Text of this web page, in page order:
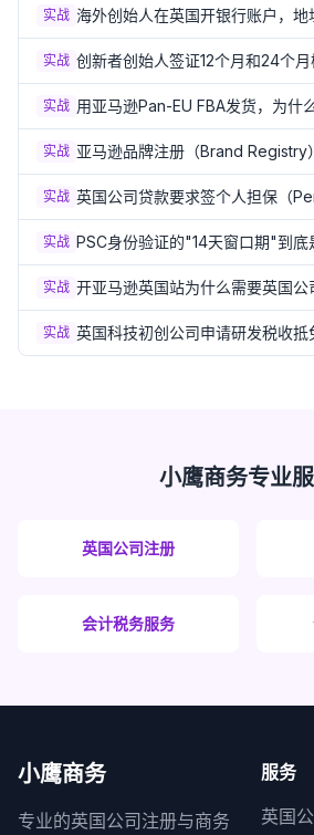
实战 海外创始人在英国开银行账户，地
总被拒？3个实操方案（2026）
实战 创新者创始人签证12个月和24个
点：怎样才算"进展达标"？（
实战 用亚马逊Pan-EU FBA发货，为什
德法意西波5国注册VAT？（2026
实战 亚马逊品牌注册（Brand Registry
么必须要有英国商标？（2026）
实战 英国公司贷款要求签个人担保（
Guarantee）？签之前必须了解的
（2026）
实战 PSC身份验证的"14天窗口期"到底
天？出生月份规则详解（2026）
实战 开亚马逊英国站为什么需要英国公
业卖家资质要求详解（2026）
实战 英国科技初创公司申请研发税收抵
易踩的5个坑（2026）
小鹰商务专业
英国公司注册
会计税务服务
小鹰商务
专业的英国公司注册与商务
服务
英国